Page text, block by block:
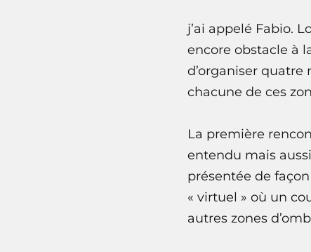
j’ai appelé Fabio.
encore obstacle à
d’organiser quatre
chacune de ces
La première
entendu mais
présentée de
« virtuel » où un
autres zones